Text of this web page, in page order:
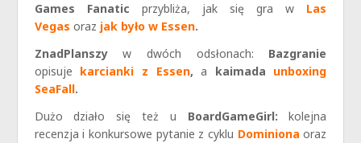
Games Fanatic przybliża, jak się gra w Las
Vegas oraz jak było w Essen.
ZnadPlanszyw dwóch odsłonach: Bazgranie
opisuje karcianki z Essen,a kaimada unboxing
SeaFall.
Dużo działo się też u BoardGameGirl:kolejna
recenzja i konkursowe pytanie z cyklu Dominiona oraz